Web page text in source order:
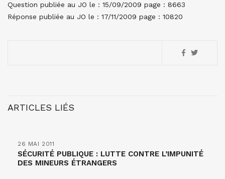
Question publiée au JO le : 15/09/2009 page : 8663
Réponse publiée au JO le : 17/11/2009 page : 10820
ARTICLES LIÉS
26 MAI 2011
SÉCURITÉ PUBLIQUE : LUTTE CONTRE L’IMPUNITÉ
DES MINEURS ÉTRANGERS